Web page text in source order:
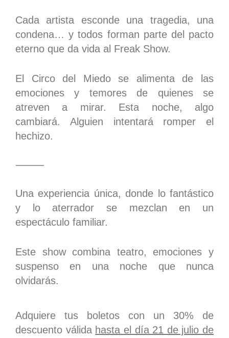
Cada artista esconde una tragedia, una
condena… y todos forman parte del pacto
eterno que da vida al Freak Show.
El Circo del Miedo se alimenta de las
emociones y temores de quienes se
atreven a mirar. Esta noche, algo
cambiará. Alguien intentará romper el
hechizo.
⸻
Una experiencia única, donde lo fantástico
y lo aterrador se mezclan en un
espectáculo familiar.
Este show combina teatro, emociones y
suspenso en una noche que nunca
olvidarás.
Adquiere tus boletos con un 30% de
descuento válida hasta el día 21 de julio de